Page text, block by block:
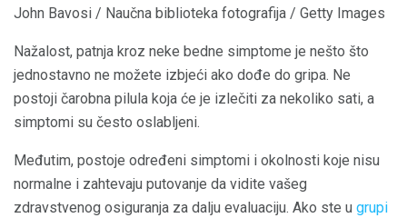
John Bavosi / Naučna biblioteka fotografija / Getty Images
Nažalost, patnja kroz neke bedne simptome je nešto što
jednostavno ne možete izbjeći ako dođe do gripa. Ne
postoji čarobna pilula koja će je izlečiti za nekoliko sati, a
simptomi su često oslabljeni.
Međutim, postoje određeni simptomi i okolnosti koje nisu
normalne i zahtevaju putovanje da vidite vašeg
zdravstvenog osiguranja za dalju evaluaciju. Ako ste u grupi